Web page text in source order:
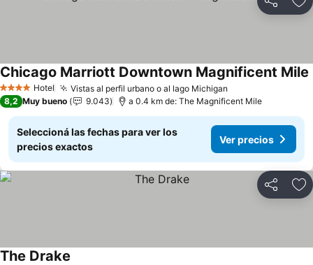
Compartir
4 EstrellasHotel Vistas al perfil urbano o al lago Michigan
Chicago Marriott Downtown Magnificent Mile
8,2 Muy bueno 9.043 a 0.4 km de: The Magnificent Mile
Seleccioná las fechas para ver los
precios exactos
Ver precios
Compartir
The Drake